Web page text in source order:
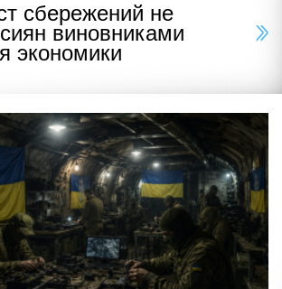
сбережений не
виновниками
экономики